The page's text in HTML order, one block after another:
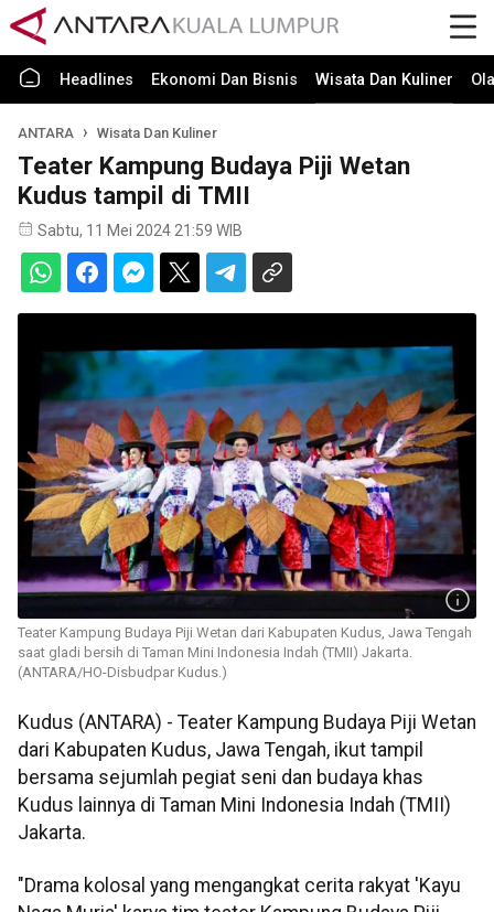
Headlines Ekonomi Dan Bisnis Wisata Dan Kuliner
ANTARA Wisata Dan Kuliner
Teater Kampung Budaya Piji Wetan
Kudus tampil di TMII
Sabtu, 11 Mei 2024 21:59 WIB
Teater Kampung Budaya Piji Wetan dari Kabupaten Kudus, Jawa Tengah
saat gladi bersih di Taman Mini Indonesia Indah (TMII) Jakarta.
(ANTARA/HO-Disbudpar Kudus.)
Kudus (ANTARA) - Teater Kampung Budaya Piji Wetan
dari Kabupaten Kudus, Jawa Tengah, ikut tampil
bersama sejumlah pegiat seni dan budaya khas
Kudus lainnya di Taman Mini Indonesia Indah (TMII)
Jakarta.
"Drama kolosal yang mengangkat cerita rakyat 'Kayu